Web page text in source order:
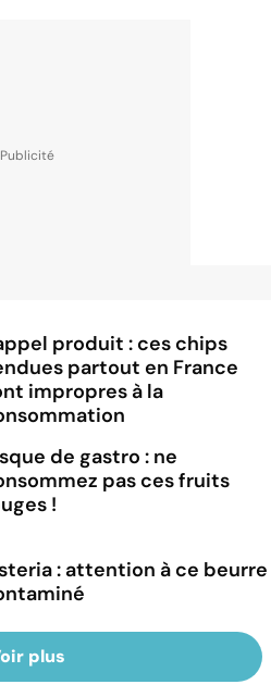
produit : ces chips
partout en France
impropres à la
de gastro : ne
pas ces fruits
!
: attention à ce beurre
plus